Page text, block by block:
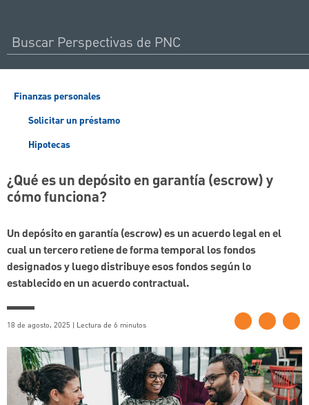
Finanzas personales
Solicitar un préstamo
Hipotecas
¿Qué es un depósito en garantía (escrow) y
cómo funciona?
Un depósito en garantía (escrow) es un acuerdo legal en el
cual un tercero retiene de forma temporal los fondos
designados y luego distribuye esos fondos según lo
establecido en un acuerdo contractual.
18 de agosto, 2025 | Lectura de 6 minutos